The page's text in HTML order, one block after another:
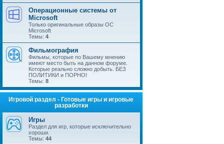
Операционные системы от
Microsoft
Только оригинальные образы ОС
Microsoft
Темы: 4
Фильмография
Фильмы, которые по Вашему мнению
имеют место быть на данном форуме.
Которые реально сложно добыть. БЕЗ
ПОЛИТИКИ и ПОРНО!
Темы: 8
Игровой раздел - Готовые игры и игровые
разработки
Игры
Раздел для игр, которые исключительно
хороши.
Темы: 44